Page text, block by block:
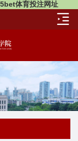
体育投注网址